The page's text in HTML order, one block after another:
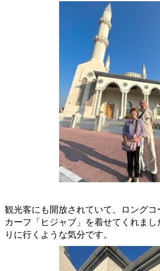
観光客にも開放されていて、ロング
カーフ「ヒジャブ」を着せてくれま
りに行くような気分です。